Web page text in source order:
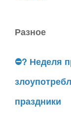
Разное
⛔? Неделя
праздники